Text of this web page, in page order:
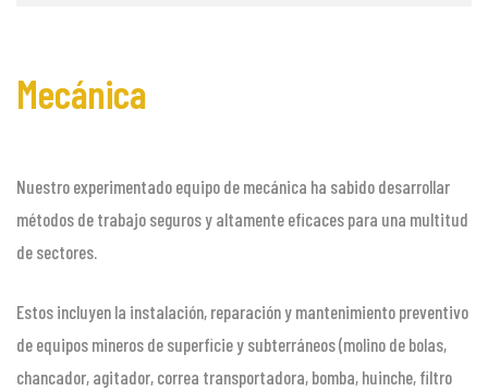
Mecánica
Nuestro experimentado equipo de mecánica ha sabido desarrollar
métodos de trabajo seguros y altamente eficaces para una multitud
de sectores.
Estos incluyen la instalación, reparación y mantenimiento preventivo
de equipos mineros de superficie y subterráneos (molino de bolas,
chancador, agitador, correa transportadora, bomba, huinche, filtro